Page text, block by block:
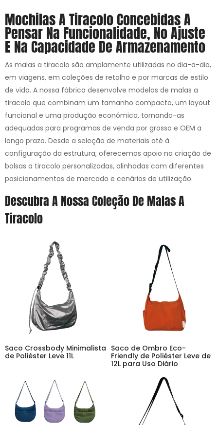
Mochilas A Tiracolo Concebidas A
Pensar Na Funcionalidade, No Ajuste
E Na Capacidade De Armazenamento
As malas a tiracolo são amplamente utilizadas no dia-a-dia,
em viagens, em coleções de retalho e por marcas de estilo
de vida. A nossa fábrica desenvolve modelos de malas a
tiracolo que combinam um tamanho compacto, um layout
funcional e uma produção económica, tornando-as
adequadas para programas de venda por grosso e OEM a
longo prazo. Desde a seleção de materiais até à
configuração da estrutura, oferecemos apoio na criação de
bolsas a tiracolo personalizadas, alinhadas com diferentes
posicionamentos de mercado e cenários de utilização.
Descubra A Nossa Coleção De Malas A
Tiracolo
Saco Crossbody Minimalista
de Poliéster Leve 11L
Saco de Ombro Eco-
Friendly de Poliéster Leve de
12L para Uso Diário